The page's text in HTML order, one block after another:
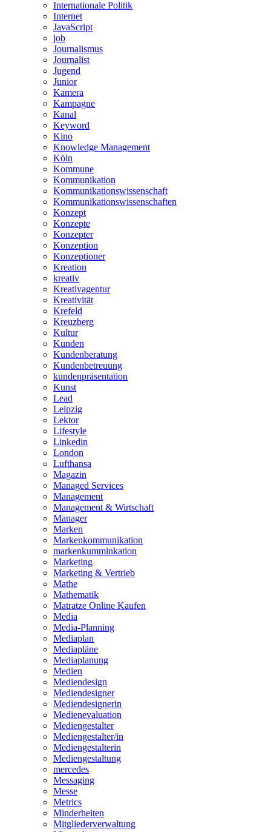
Internationale Politik
Internet
JavaScript
job
Journalismus
Journalist
Jugend
Junior
Kamera
Kampagne
Kanal
Keyword
Kino
Knowledge Management
Köln
Kommune
Kommunikation
Kommunikationswissenschaft
Kommunikationswissenschaften
Konzept
Konzepte
Konzepter
Konzeption
Konzeptioner
Kreation
kreativ
Kreativagentur
Kreativität
Krefeld
Kreuzberg
Kultur
Kunden
Kundenberatung
Kundenbetreuung
kundenpräsentation
Kunst
Lead
Leipzig
Lektor
Lifestyle
Linkedin
London
Lufthansa
Magazin
Managed Services
Management
Management & Wirtschaft
Manager
Marken
Markenkommunikation
markenkumminkation
Marketing
Marketing & Vertrieb
Mathe
Mathematik
Matratze Online Kaufen
Media
Media-Planning
Mediaplan
Mediapläne
Mediaplanung
Medien
Mediendesign
Mediendesigner
Mediendesignerin
Medienevaluation
Mediengestalter
Mediengestalter/in
Mediengestalterin
Mediengestaltung
mercedes
Messaging
Messe
Metrics
Minderheiten
Mitgliederverwaltung